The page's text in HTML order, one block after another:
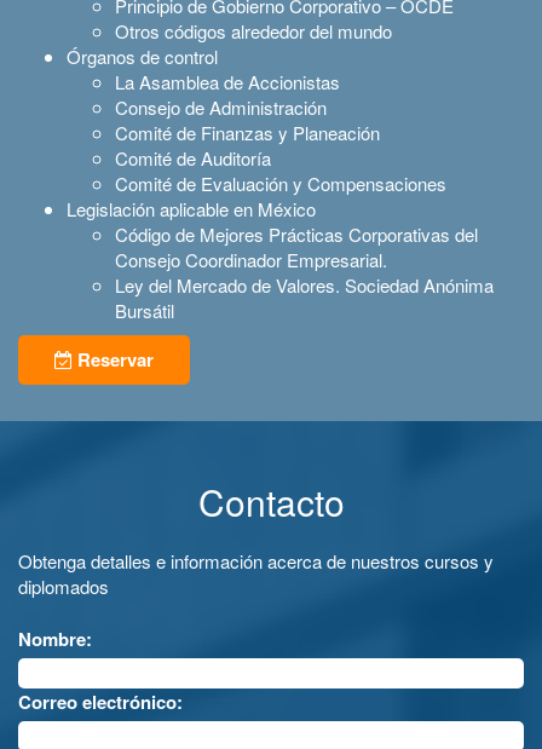
Otros códigos alrededor del mundo
Órganos de control
La Asamblea de Accionistas
Consejo de Administración
Comité de Finanzas y Planeación
Comité de Auditoría
Comité de Evaluación y Compensaciones
Legislación aplicable en México
Código de Mejores Prácticas Corporativas del
Consejo Coordinador Empresarial.
Ley del Mercado de Valores. Sociedad Anónima
Bursátil
Reservar
Contacto
Obtenga detalles e información acerca de nuestros cursos y
diplomados
Nombre:
Correo electrónico: